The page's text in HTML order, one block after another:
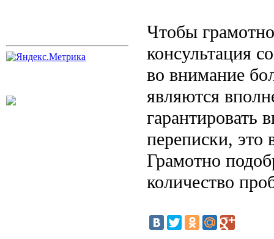
Чтобы
консультация
во внимание
являются
гарантировать
переписки, это
Грамотно
количество